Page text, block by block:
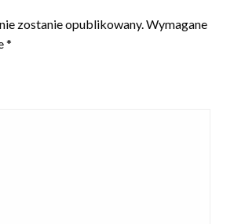
zostanie opublikowany.Wymagane
*